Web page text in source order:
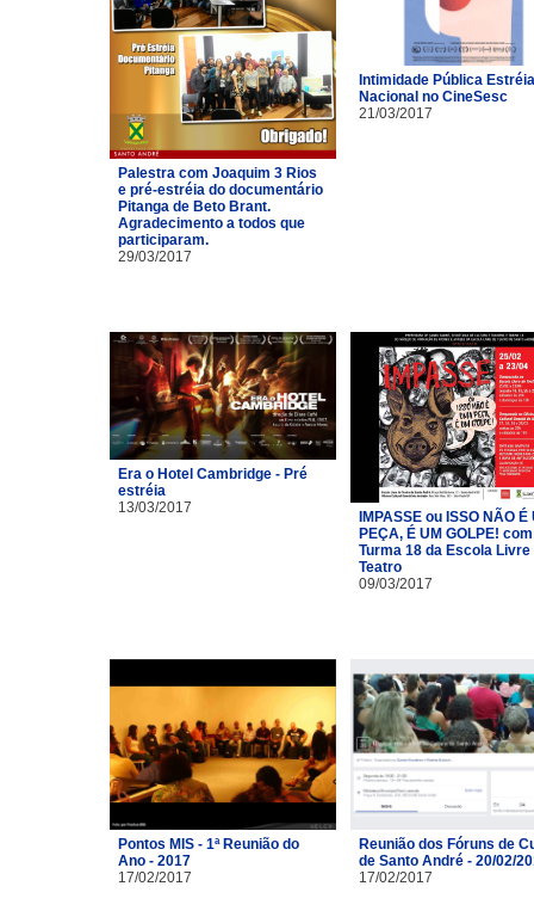
Palestra com Joaquim 3 Rios
e pré-estréia do documentário
Pitanga de Beto Brant.
Agradecimento a todos que
participaram.
29/03/2017
Intimidade Pública Estréia
Nacional no CineSesc
21/03/2017
Era o Hotel Cambridge - Pré
estréia
13/03/2017
IMPASSE ou ISSO NÃO É
PEÇA, É UM GOLPE!
Turma 18 da Escola Livre
Teatro​
09/03/2017
Pontos MIS - 1ª Reunião do
Ano - 2017
17/02/2017
Reunião dos Fóruns de
de Santo André - 20/02/
17/02/2017